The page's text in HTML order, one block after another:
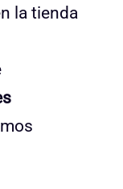
la tienda